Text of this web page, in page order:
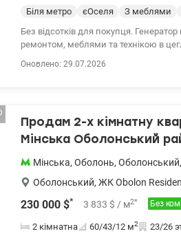
Біля метро єОселя З меблями
Без відсотків для покупця.
ремонтом, меблями та технікою в
кондиціонери. Лічильники на воду,
Консьєрж, ОСББ. Один власник, у
зручна транспортна розв'язка.
0639788380 www.valion.ua/1152804
Оновлено: 29.07.2026
Продам 2-х кімнатну
Мінська Оболонський
Мінська, Оболонь, Оболонський,
Оболонський, ЖК Obolon
230 000 $* 3 833 $ / м2* Без
2 кімнатна 60/43/12 м2 23/26